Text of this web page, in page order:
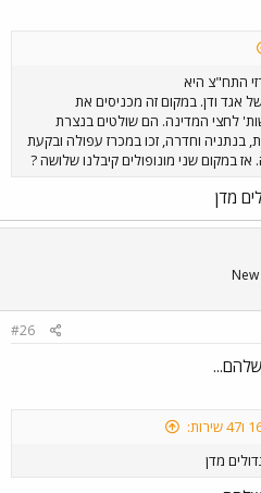
התח"צ היא
אגד ודן. במקום זה מכניסים את
לחצי המדינה. הם שולטים בנצרת
בנתניה וחדרה, זכו במכרז עפולה ובקעת
אז במקום שני מונופולים קיבלנו שלושה ?
מדן
#26
מדן